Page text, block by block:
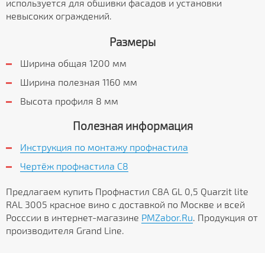
используется для обшивки фасадов и установки
невысоких ограждений.
Размеры
Ширина общая 1200 мм
Ширина полезная 1160 мм
Высота профиля 8 мм
Полезная информация
Инструкция по монтажу профнастила
Чертёж профнастила C8
Предлагаем купить Профнастил С8А GL 0,5 Quarzit lite
RAL 3005 красное вино с доставкой по Москве и всей
Росссии в интернет-магазине PMZabor.Ru. Продукция от
производителя Grand Line.